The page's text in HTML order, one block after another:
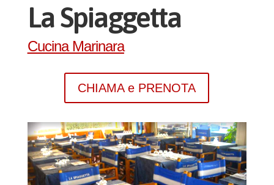
La Spiaggetta
Cucina Marinara
CHIAMA e PRENOTA